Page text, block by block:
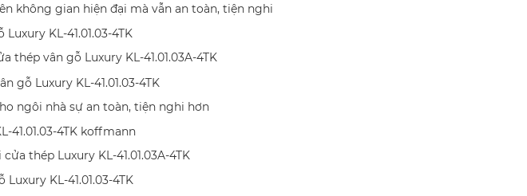
không gian hiện đại mà vẫn an toàn, tiện nghi
vân gỗ Luxury KL-41.01.03A-4TK
ngôi nhà sự an toàn, tiện nghi hơn
thép Luxury KL-41.01.03A-4TK